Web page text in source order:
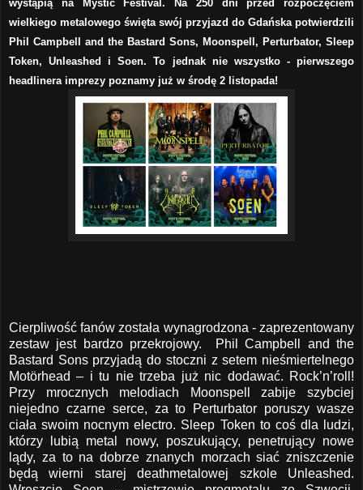
wystąpią na Mystic Festival. Na 250 dni przed rozpoczęciem
wielkiego metalowego święta swój przyjazd do Gdańska potwierdzili
Phil Campbell and the Bastard Sons, Moonspell, Perturbator, Sleep
Token, Unleashed i Soen. To jednak nie wszystko - pierwszego
headlinera imprezy poznamy już w środę 2 listopada!
Cierpliwość fanów została wynagrodzona - zaprezentowany
zestaw jest bardzo przekrojowy. Phil Campbell and the
Bastard Sons przyjadą do stoczni z setem nieśmiertelnego
Motörhead – i tu nie trzeba już nic dodawać. Rock’n’roll!
Przy mrocznych melodiach Moonspell zabije szybciej
niejedno czarne serce, za to Perturbator poruszy wasze
ciała swoim nocnym electro. Sleep Token to coś dla ludzi,
którzy lubią metal nowy, poszukujący, penetrujący nowe
lądy, za to na dobrze znanych morzach siać zniszczenie
będą wierni starej deathmetalowej szkole Unleashed.